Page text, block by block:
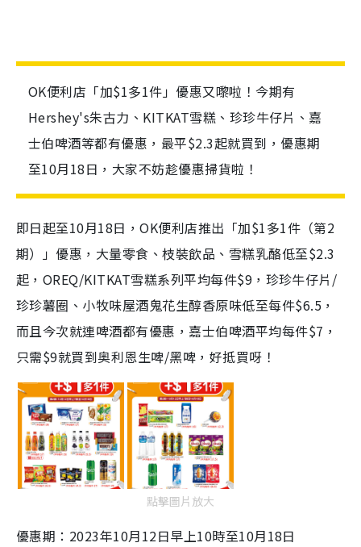
OK便利店「加$1多1件」優惠又嚟啦！今期有
Hershey's朱古力、KITKAT雪糕、珍珍牛仔片、嘉
士伯啤酒等都有優惠，最平$2.3起就買到，優惠期
至10月18日，大家不妨趁優惠掃貨啦！
即日起至10月18日，OK便利店推出「加$1多1件（第2
期）」優惠，大量零食、枝裝飲品、雪糕乳酪低至$2.3
起，OREQ/KITKAT雪糕系列平均每件$9，珍珍牛仔片/
珍珍薯圈、小牧味屋酒鬼花生醇香原味低至每件$6.5，
而且今次就連啤酒都有優惠，嘉士伯啤酒平均每件$7，
只需$9就買到奥利恩生啤/黑啤，好抵買呀！
點擊圖片放大
優惠期：2023年10月12日早上10時至10月18日